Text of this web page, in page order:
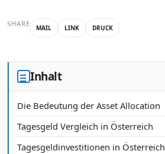
SHARE MAIL LINK DRUCK
Inhalt
Die Bedeutung der Asset Allocation
Tagesgeld Vergleich in Österreich
Tagesgeldinvestitionen in Österreich